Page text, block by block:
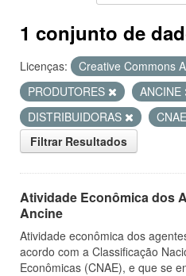
1 conjunto de
Licenças: Creative Commons
PRODUTORES
ANCINE
DISTRIBUIDORAS
CNAE
Filtrar Resultados
Atividade Econômica dos
Ancine
Atividade econômica dos
acordo com a Classificação
Econômicas (CNAE), e que se